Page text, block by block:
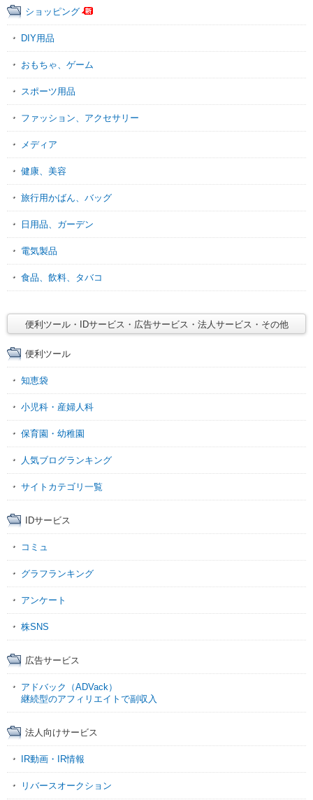
ショッピング
DIY用品
おもちゃ、ゲーム
スポーツ用品
ファッション、アクセサリー
メディア
健康、美容
旅行用かばん、バッグ
日用品、ガーデン
電気製品
食品、飲料、タバコ
便利ツール・IDサービス・広告サービス・法人サービス・その他
便利ツール
知恵袋
小児科・産婦人科
保育園・幼稚園
人気ブログランキング
サイトカテゴリ一覧
IDサービス
コミュ
グラフランキング
アンケート
株SNS
広告サービス
アドバック（ADVack）
継続型のアフィリエイトで副収入
法人向けサービス
IR動画・IR情報
リバースオークション